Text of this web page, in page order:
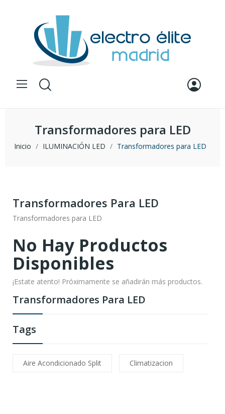
Transformadores para LED
Inicio ILUMINACIÓN LED Transformadores para LED
Transformadores Para LED
Tags
Aire Acondicionado Split Climatizacion
Transformadores Para LED
Transformadores para LED
No Hay Productos
Disponibles
¡Estate atento! Próximamente se añadirán más productos.